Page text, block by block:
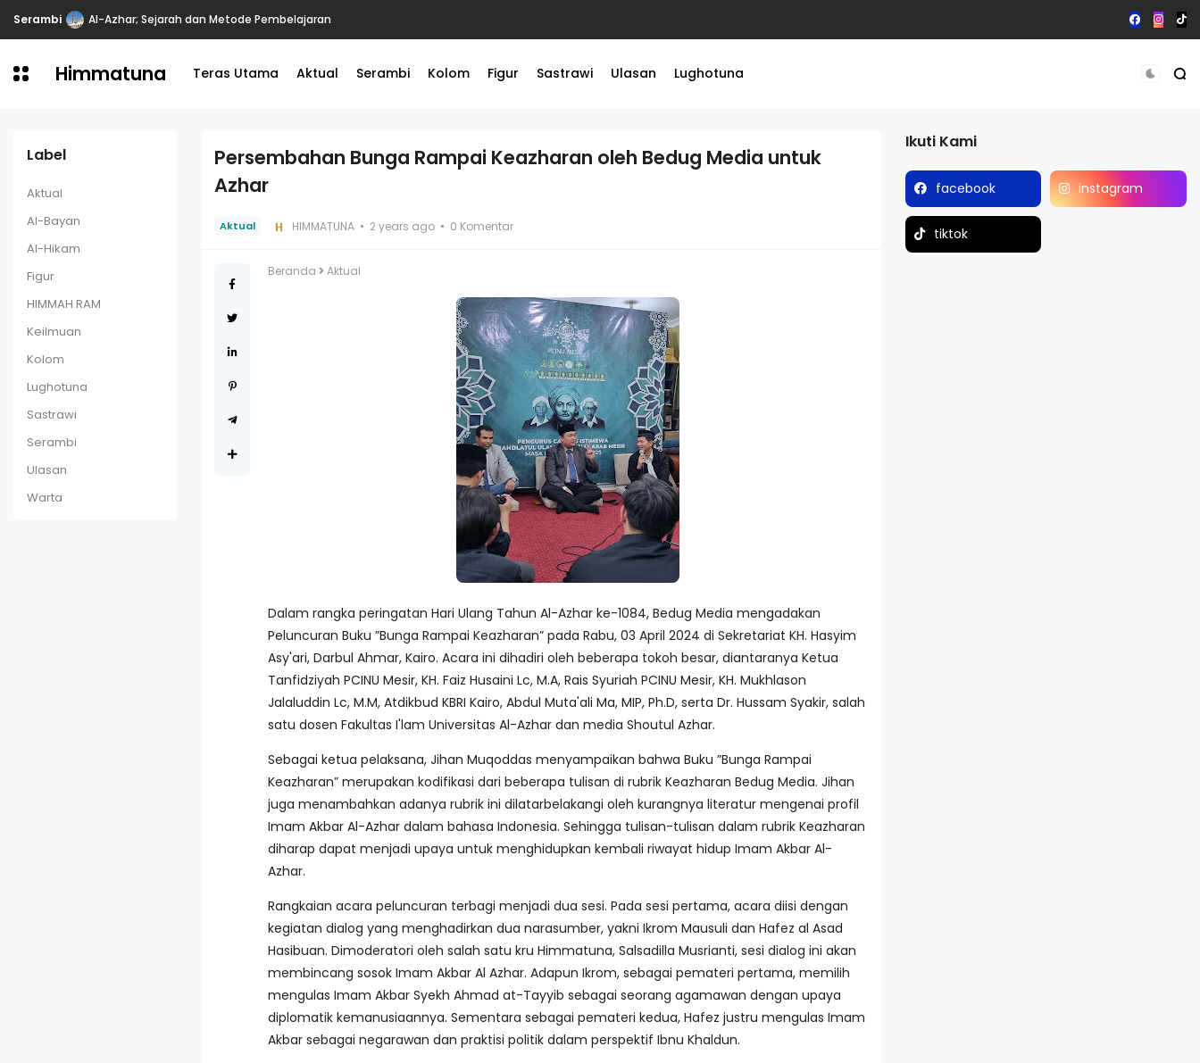
Serambi Al-Azhar; Sejarah dan Metode Pembelajaran
Himmatuna Teras Utama Aktual Serambi Kolom Figur Sastrawi Ulasan Lughotuna
Label
Aktual
Al-Bayan
Al-Hikam
Figur
HIMMAH RAM
Keilmuan
Kolom
Lughotuna
Sastrawi
Serambi
Ulasan
Warta
Persembahan Bunga Rampai Keazharan oleh Bedug Media untuk
Azhar
Aktual HIMMATUNA 2 years ago 0 Komentar
Beranda Aktual
Dalam rangka peringatan Hari Ulang Tahun Al-Azhar ke-1084, Bedug Media mengadakan
Peluncuran Buku ”Bunga Rampai Keazharan” pada Rabu, 03 April 2024 di Sekretariat KH. Hasyim
Asy'ari, Darbul Ahmar, Kairo. Acara ini dihadiri oleh beberapa tokoh besar, diantaranya Ketua
Tanfidziyah PCINU Mesir, KH. Faiz Husaini Lc, M.A, Rais Syuriah PCINU Mesir, KH. Mukhlason
Jalaluddin Lc, M.M, Atdikbud KBRI Kairo, Abdul Muta'ali Ma, MIP, Ph.D, serta Dr. Hussam Syakir, salah
satu dosen Fakultas I'lam Universitas Al-Azhar dan media Shoutul Azhar.
Sebagai ketua pelaksana, Jihan Muqoddas menyampaikan bahwa Buku ”Bunga Rampai
Keazharan” merupakan kodifikasi dari beberapa tulisan di rubrik Keazharan Bedug Media. Jihan
juga menambahkan adanya rubrik ini dilatarbelakangi oleh kurangnya literatur mengenai profil
Imam Akbar Al-Azhar dalam bahasa Indonesia. Sehingga tulisan-tulisan dalam rubrik Keazharan
diharap dapat menjadi upaya untuk menghidupkan kembali riwayat hidup Imam Akbar Al-
Azhar.
Rangkaian acara peluncuran terbagi menjadi dua sesi. Pada sesi pertama, acara diisi dengan
kegiatan dialog yang menghadirkan dua narasumber, yakni Ikrom Mausuli dan Hafez al Asad
Hasibuan. Dimoderatori oleh salah satu kru Himmatuna, Salsadilla Musrianti, sesi dialog ini akan
membincang sosok Imam Akbar Al Azhar. Adapun Ikrom, sebagai pemateri pertama, memilih
mengulas Imam Akbar Syekh Ahmad at-Tayyib sebagai seorang agamawan dengan upaya
diplomatik kemanusiaannya. Sementara sebagai pemateri kedua, Hafez justru mengulas Imam
Akbar sebagai negarawan dan praktisi politik dalam perspektif Ibnu Khaldun.
Ikuti Kami
facebook instagram
tiktok